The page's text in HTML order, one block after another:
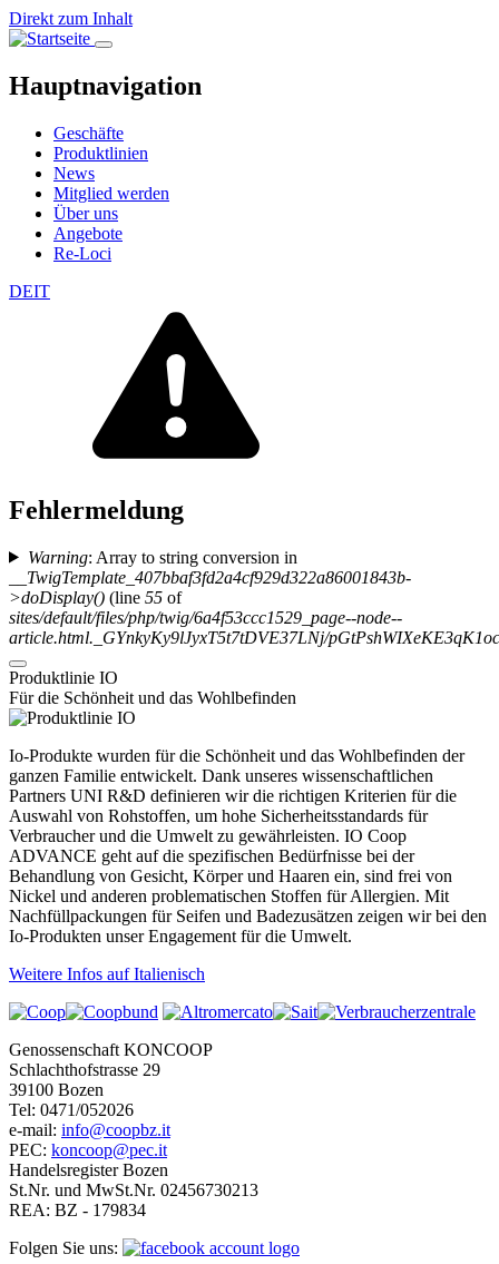
Direkt zum Inhalt
Hauptnavigation
Geschäfte
Produktlinien
News
Mitglied werden
Über uns
Angebote
Re-Loci
DEIT
Fehlermeldung
Warning: Array to string conversion in
__TwigTemplate_407bbaf3fd2a4cf929d322a86001843b-
>doDisplay() (line 55 of
sites/default/files/php/twig/6a4f53ccc1529_page--node--
article.html._GYnkyKy9lJyxT5t7tDVE37LNj/
Produktlinie IO
Für die Schönheit und das Wohlbefinden
Io-Produkte wurden für die Schönheit und das Wohlbefinden der
ganzen Familie entwickelt. Dank unseres wissenschaftlichen
Partners UNI R&D definieren wir die richtigen Kriterien für die
Auswahl von Rohstoffen, um hohe Sicherheitsstandards für
Verbraucher und die Umwelt zu gewährleisten. IO Coop
ADVANCE geht auf die spezifischen Bedürfnisse bei der
Behandlung von Gesicht, Körper und Haaren ein, sind frei von
Nickel und anderen problematischen Stoffen für Allergien. Mit
Nachfüllpackungen für Seifen und Badezusätzen zeigen wir bei den
Io-Produkten unser Engagement für die Umwelt.
Weitere Infos auf Italienisch
Genossenschaft KONCOOP
Schlachthofstrasse 29
39100 Bozen
Tel: 0471/052026
e-mail: info@coopbz.it
PEC: koncoop@pec.it
Handelsregister Bozen
St.Nr. und MwSt.Nr. 02456730213
REA: BZ - 179834
Folgen Sie uns: